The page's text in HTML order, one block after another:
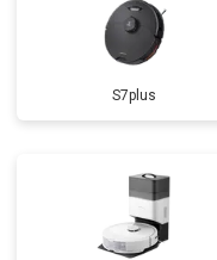
S7plus